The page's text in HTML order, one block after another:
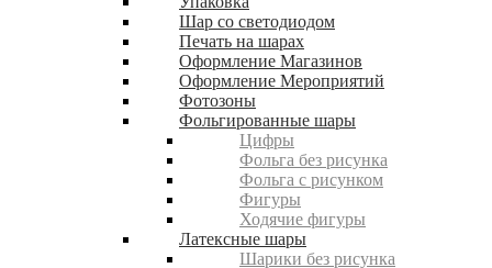
Шар со светодиодом
Печать на шарах
Оформление Магазинов
Оформление Мероприятий
Фотозоны
Фольгированные шары
Цифры
Фольга без рисунка
Фольга с рисунком
Фигуры
Ходячие фигуры
Латексные шары
Шарики без рисунка